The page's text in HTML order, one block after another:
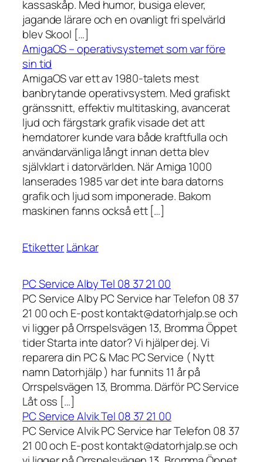
kassaskåp. Med humor, busiga elever,
jagande lärare och en ovanligt fri spelvärld
blev Skool […]
AmigaOS – operativsystemet som var före
sin tid
AmigaOS var ett av 1980-talets mest
banbrytande operativsystem. Med grafiskt
gränssnitt, effektiv multitasking, avancerat
ljud och färgstark grafik visade det att
hemdatorer kunde vara både kraftfulla och
användarvänliga långt innan detta blev
självklart i datorvärlden. När Amiga 1000
lanserades 1985 var det inte bara datorns
grafik och ljud som imponerade. Bakom
maskinen fanns också ett […]
EtiketterLänkar
PC Service Alby Tel 08 37 21 00
PC Service Alby PC Service har Telefon 08 37
21 00 och E-post kontakt@datorhjalp.se och
vi ligger på Orrspelsvägen 13, Bromma Öppet
tider Starta inte dator? Vi hjälper dej. Vi
reparera din PC & Mac PC Service ( Nytt
namn Datorhjälp ) har funnits 11 år på
Orrspelsvägen 13, Bromma. Därför PC Service
Låt oss […]
PC Service Alvik Tel 08 37 21 00
PC Service Alvik PC Service har Telefon 08 37
21 00 och E-post kontakt@datorhjalp.se och